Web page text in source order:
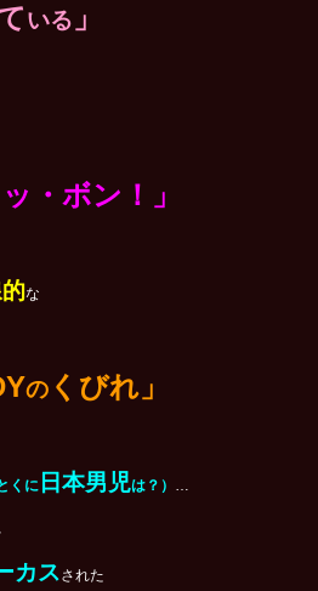
いる 」
・ボン！」
な
の くびれ」
くに 日本男児は？） …
カスされた